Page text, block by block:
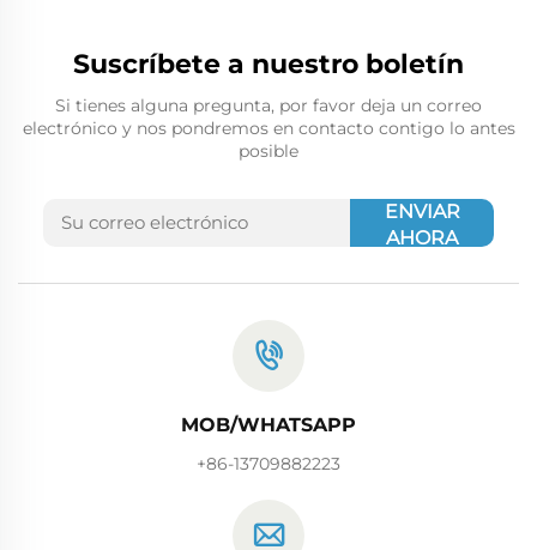
Suscríbete a nuestro boletín
Si tienes alguna pregunta, por favor deja un correo
electrónico y nos pondremos en contacto contigo lo antes
posible
ENVIAR
AHORA
MOB/WHATSAPP
+86-13709882223